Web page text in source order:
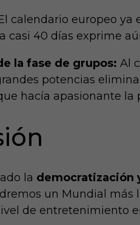
calendario europeo ya
casi 40 días exprime
la fase de grupos: Al
potencias
hacía apasionante
la democratización
un Mundial más
de entretenimiento